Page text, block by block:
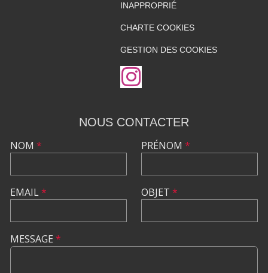
INAPPROPRIÉ
CHARTE COOKIES
GESTION DES COOKIES
NOUS CONTACTER
NOM *
EMAIL*
PRÉNOM *
OBJET *
MESSAGE *